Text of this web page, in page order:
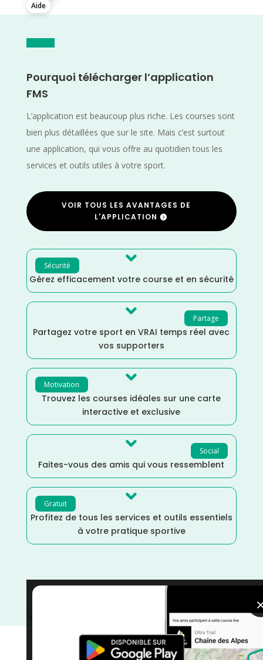
Aide
Pourquoi télécharger l’application
FMS
L’application est beaucoup plus riche. Les courses sont
bien plus détaillées que sur le site. Mais c’est surtout
une application, qui vous offre au quotidien tous les
services et outils utiles à votre sport.
VOIR TOUS LES AVANTAGES DE
L'APPLICATION
Sécurité 
Gérez efficacement votre course et en sécurité
Partage

Partagez votre sport en VRAI temps réel avec
vos supporters
Motivation 
Trouvez les courses idéales sur une carte
interactive et exclusive
Social

Faites-vous des amis qui vous ressemblent
Gratuit 
Profitez de tous les services et outils essentiels
à votre pratique sportive
France
courses/Course à Pied